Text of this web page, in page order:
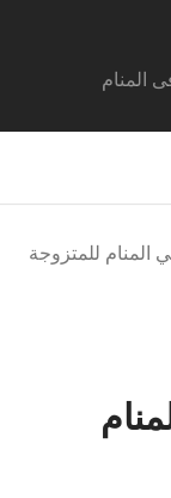
المنام
المنام للمتزوجة